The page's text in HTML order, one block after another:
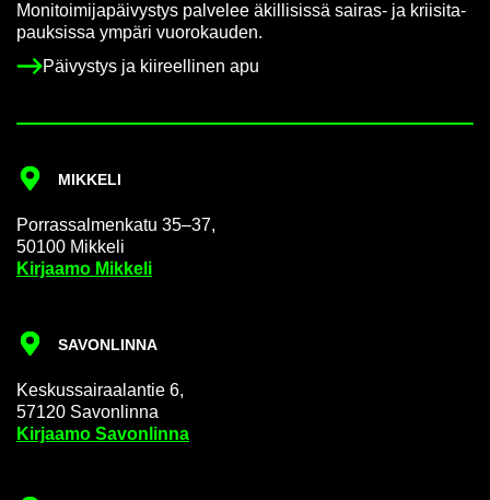
Mo­ni­toi­mi­ja­päi­vys­tys pal­ve­lee äkil­li­sis­sä sairas-​ ja krii­si­ta­
pauk­sis­sa ym­pä­ri vuo­ro­kau­den.
Päi­vys­tys ja kii­reel­li­nen apu
MIK­KE­LI
Por­ras­sal­men­ka­tu 35–37,
50100 Mik­ke­li
Kir­jaa­mo Mik­ke­li
SA­VON­LIN­NA
Kes­kus­sai­raa­lan­tie 6,
57120 Sa­von­lin­na
Kir­jaa­mo Sa­von­lin­na